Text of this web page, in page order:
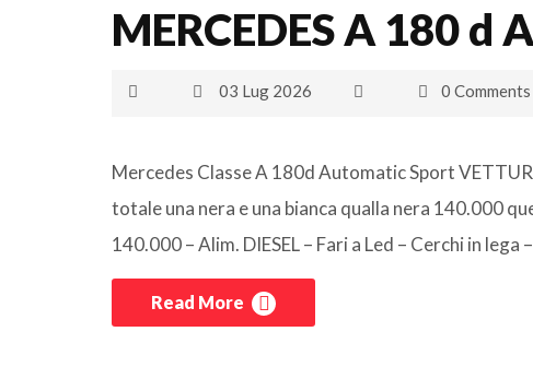
MERCEDES A 180 d
03 Lug 2026 0 Comments
Mercedes Classe A 180d Automatic Sport
totale una nera e una bianca qualla nera 140.000
140.000 – Alim. DIESEL – Fari a Led – Cerchi in
Read More